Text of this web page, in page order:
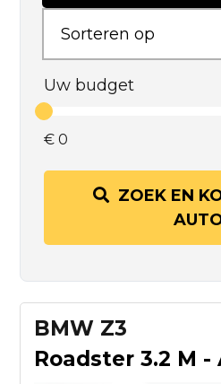
Uw budget
€ 0
ZOEK EN
BMW Z3